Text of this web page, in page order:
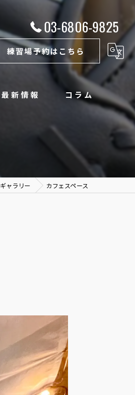
03-6806-9825
練習場予約はこちら
最新情報 コラム
ギャラリー カフェスペース